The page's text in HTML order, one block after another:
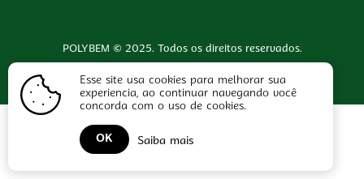
POLYBEM © 2025. Todos os direitos reservados.
Desenvolvido com 🤍 por
Esse site usa cookies para melhorar sua
experiencia, ao continuar navegando você
concorda com o uso de cookies.
OK Saiba mais